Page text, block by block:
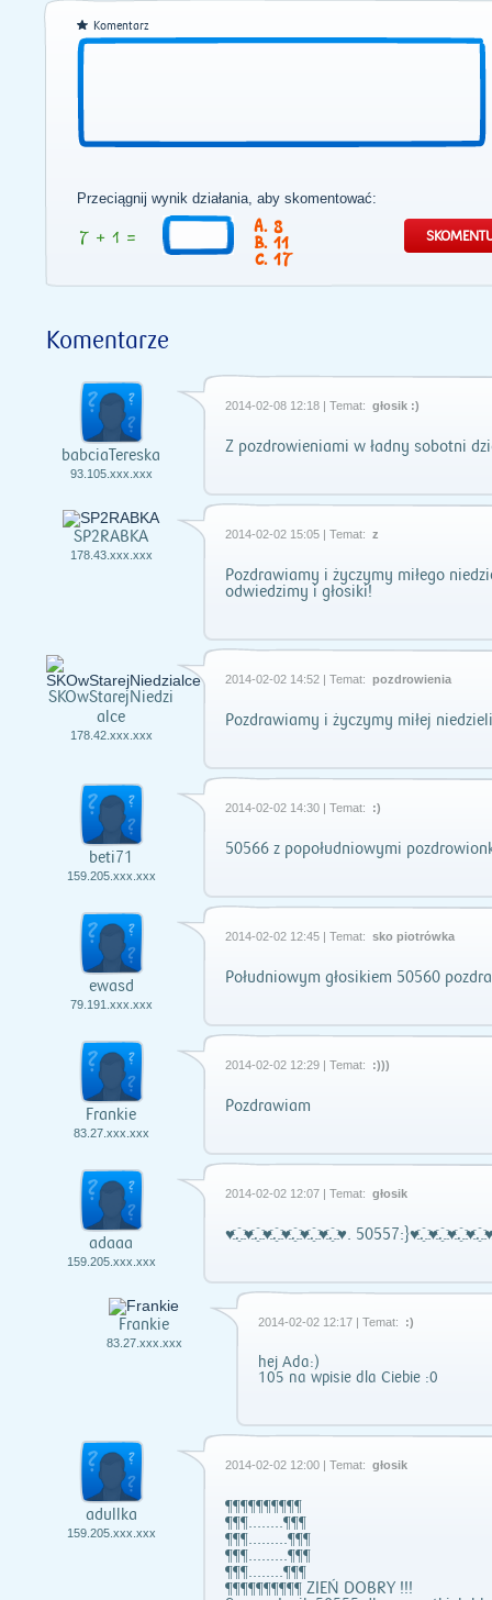
Komentarz
Przeciągnij wynik działania, aby skomentować:
8
11
17
Komentarze
babciaTereska
93.105.xxx.xxx
2014-02-08 12:18 | Temat: głosik :)
Z pozdrowieniami w ładny sobotni
SP2RABKA
178.43.xxx.xxx
2014-02-02 15:05 | Temat: z
Pozdrawiamy i życzymy miłego
odwiedzimy i głosiki!
SKOwStarejNiedzi
alce
178.42.xxx.xxx
2014-02-02 14:52 | Temat: pozdrowienia
Pozdrawiamy i życzymy miłej
beti71
159.205.xxx.xxx
2014-02-02 14:30 | Temat: :)
50566 z popołudniowymi
ewasd
79.191.xxx.xxx
2014-02-02 12:45 | Temat: sko piotrówka
Południowym głosikiem 50560
Frankie
83.27.xxx.xxx
2014-02-02 12:29 | Temat: :)))
Pozdrawiam
adaaa
159.205.xxx.xxx
2014-02-02 12:07 | Temat: głosik
♥.҈.♥.҈.♥.҈.♥.҈.♥.҈.♥.҈.♥.
Frankie
83.27.xxx.xxx
2014-02-02 12:17 | Temat: :)
hej Ada:)
105 na wpisie dla Ciebie :0
adullka
159.205.xxx.xxx
2014-02-02 12:00 | Temat: głosik
¶¶¶¶¶¶¶¶¶¶
¶¶¶........¶¶¶
¶¶¶.........¶¶¶
¶¶¶.........¶¶¶
¶¶¶........¶¶¶
¶¶¶¶¶¶¶¶¶¶ ZIEŃ DOBRY !!!